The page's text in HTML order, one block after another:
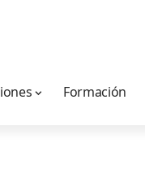
Formación